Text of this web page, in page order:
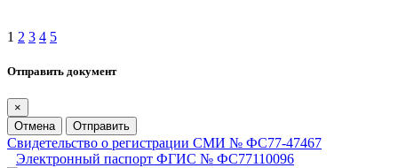
1 2 3 4 5
Отправить документ
×
Отмена
Отправить
Свидетельство о регистрации СМИ № ФС77-47467
Электронный паспорт ФГИС № ФС77110096